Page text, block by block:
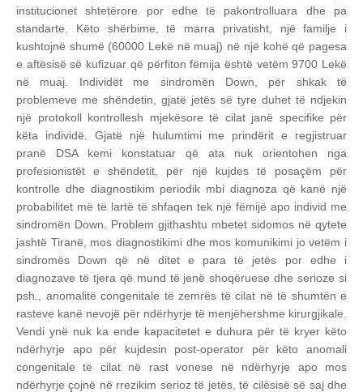
institucionet shtetërore por edhe të pakontrolluara dhe pa
standarte. Këto shërbime, të marra privatisht, një familje i
kushtojnë shumë (60000 Lekë në muaj) në një kohë që pagesa
e aftësisë së kufizuar që përfiton fëmija është vetëm 9700 Lekë
në muaj.
Individët me sindromën Down, për shkak të
problemeve me shëndetin, gjatë jetës së tyre duhet të ndjekin
një protokoll kontrollesh mjekësore të cilat janë specifike për
këta individë. Gjatë një hulumtimi me prindërit e regjistruar
pranë DSA kemi konstatuar që ata nuk orientohen nga
profesionistët e shëndetit, për një kujdes të posaçëm për
kontrolle dhe diagnostikim periodik mbi diagnoza që kanë një
probabilitet më të lartë të shfaqen tek një fëmijë apo individ me
sindromën Down. Problem gjithashtu mbetet sidomos në qytete
jashtë Tiranë, mos diagnostikimi dhe mos komunikimi jo vetëm i
sindromës Down që në ditet e para të jetës por edhe i
diagnozave të tjera që mund të jenë shoqëruese dhe serioze si
psh., anomalitë congenitale të zemrës të cilat në të shumtën e
rasteve kanë nevojë për ndërhyrje të menjëhershme kirurgjikale.
Vendi ynë nuk ka ende kapacitetet e duhura për të kryer këto
ndërhyrje apo për kujdesin post-operator për këto anomali
congenitale të cilat në rast vonese në ndërhyrje apo mos
ndërhyrje çojnë në rrezikim serioz të jetës, të cilësisë së saj dhe